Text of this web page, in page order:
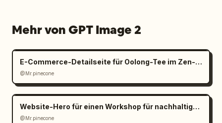
Mehr von GPT Image 2
E-Commerce-Detailseite für Oolong-Tee im Zen-Stil
@Mr.pinecone
Website-Hero für einen Workshop für nachhaltige Materialien
@Mr.pinecone